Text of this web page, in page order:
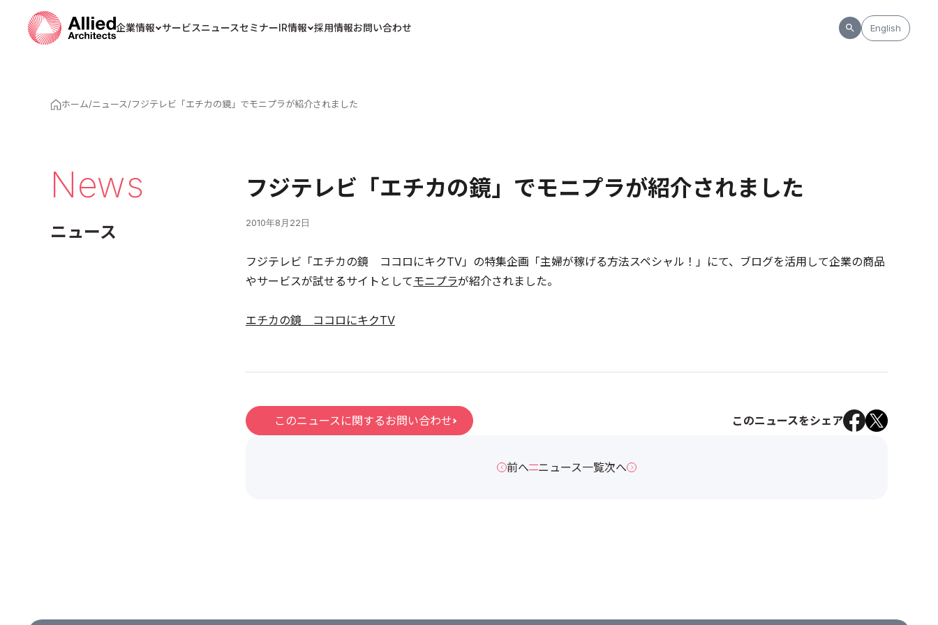
企業情報 サービスニュースセミナーIR情報 採用情報お問い合わせ English
ホーム/ニュース/フジテレビ「エチカの鏡」でモニプラが紹介されました
News
ニュース
フジテレビ「エチカの鏡」でモニプラが紹介されました
2010年8月22日
フジテレビ「エチカの鏡 ココロにキクTV」の特集企画「主婦が稼げる方法スペシャル！」にて、ブログを活用して企業の商品
やサービスが試せるサイトとして モニプラが紹介されました。
エチカの鏡 ココロにキクTV
このニュースに関するお問い合わせ このニュースをシェア
前へ ニュース一覧次へ